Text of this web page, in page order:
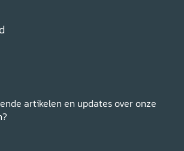
artikelen en updates over onze